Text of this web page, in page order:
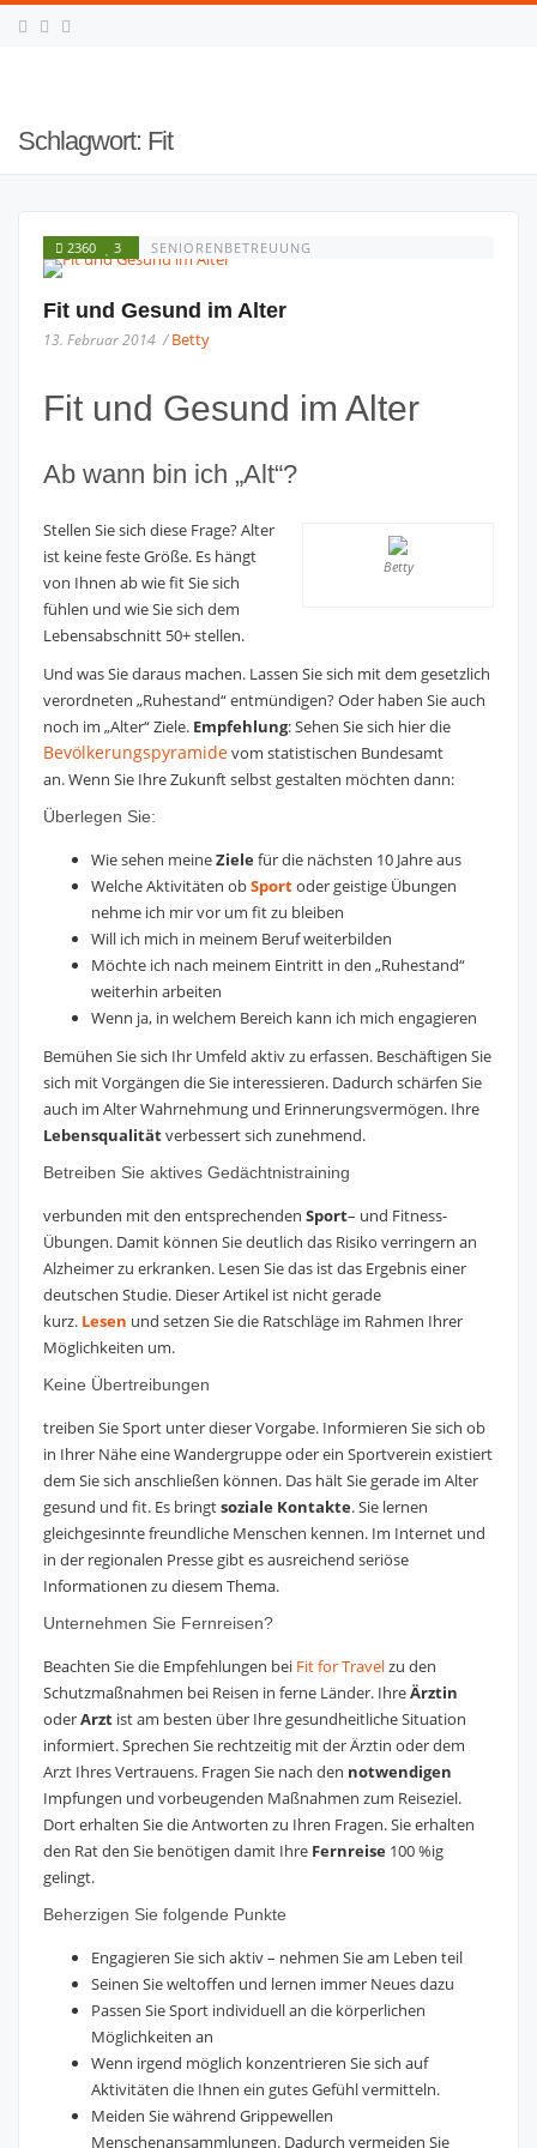
Schlagwort: Fit
2360 3 SENIORENBETREUUNG
Fit und Gesund im Alter
13. Februar 2014 /Betty
Fit und Gesund im Alter
Ab wann bin ich „Alt“?
Betty
Stellen Sie sich diese Frage? Alter
ist keine feste Größe. Es hängt
von Ihnen ab wie fit Sie sich
fühlen und wie Sie sich dem
Lebensabschnitt 50+ stellen.
Und was Sie daraus machen. Lassen Sie sich mit dem gesetzlich
verordneten „Ruhestand“ entmündigen? Oder haben Sie auch
noch im „Alter“ Ziele. Empfehlung: Sehen Sie sich hier die
Bevölkerungspyramidevom statistischen Bundesamt
an. Wenn Sie Ihre Zukunft selbst gestalten möchten dann:
Überlegen Sie:
Wie sehen meineZiele für die nächsten 10 Jahre aus
Welche Aktivitäten obSportoder geistige Übungen
nehme ich mir vor um fit zu bleiben
Will ich mich in meinem Beruf weiterbilden
Möchte ich nach meinem Eintritt in den „Ruhestand“
weiterhin arbeiten
Wenn ja, in welchem Bereich kann ich mich engagieren
Bemühen Sie sich Ihr Umfeld aktiv zu erfassen. Beschäftigen Sie
sich mit Vorgängen die Sie interessieren. Dadurch schärfen Sie
auch im Alter Wahrnehmung und Erinnerungsvermögen. Ihre
Lebensqualitätverbessert sich zunehmend.
Betreiben Sie aktives Gedächtnistraining
verbunden mit den entsprechenden Sport– und Fitness-
Übungen. Damit können Sie deutlich das Risiko verringern an
Alzheimer zu erkranken. Lesen Sie das ist das Ergebnis einer
deutschen Studie. Dieser Artikel ist nicht gerade
kurz. Lesen und setzen Sie die Ratschläge im Rahmen Ihrer
Möglichkeiten um.
Keine Übertreibungen
treiben Sie Sport unter dieser Vorgabe. Informieren Sie sich ob
in Ihrer Nähe eine Wandergruppe oder ein Sportverein existiert
dem Sie sich anschließen können. Das hält Sie gerade im Alter
gesund und fit. Es bringtsoziale Kontakte. Sie lernen
gleichgesinnte freundliche Menschen kennen. Im Internet und
in der regionalen Presse gibt es ausreichend seriöse
Informationen zu diesem Thema.
Unternehmen Sie Fernreisen?
Beachten Sie die Empfehlungen bei Fit for Travelzu den
Schutzmaßnahmen bei Reisen in ferne Länder. IhreÄrztin
oderArzt ist am besten über Ihre gesundheitliche Situation
informiert. Sprechen Sie rechtzeitig mit der Ärztin oder dem
Arzt Ihres Vertrauens. Fragen Sie nach den notwendigen
Impfungen und vorbeugenden Maßnahmen zum Reiseziel.
Dort erhalten Sie die Antworten zu Ihren Fragen. Sie erhalten
den Rat den Sie benötigen damit Ihre Fernreise 100 %ig
gelingt.
Beherzigen Sie folgende Punkte
Engagieren Sie sich aktiv – nehmen Sie am Leben teil
Seinen Sie weltoffen und lernen immer Neues dazu
Passen Sie Sport individuell an die körperlichen
Möglichkeiten an
Wenn irgend möglich konzentrieren Sie sich auf
Aktivitäten die Ihnen ein gutes Gefühl vermitteln.
Meiden Sie während Grippewellen
Menschenansammlungen. Dadurch vermeiden Sie